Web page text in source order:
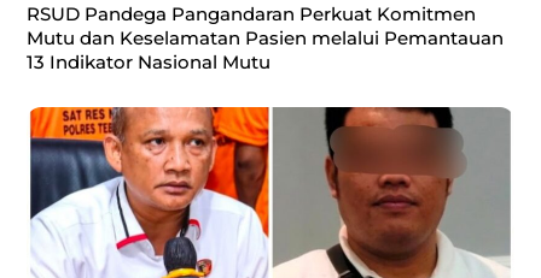
RSUD Pandega Pangandaran Perkuat Komitmen
Mutu dan Keselamatan Pasien melalui Pemantauan
13 Indikator Nasional Mutu